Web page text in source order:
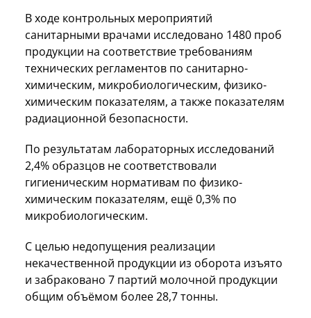
В ходе контрольных мероприятий
санитарными врачами исследовано 1480 проб
продукции на соответствие требованиям
технических регламентов по санитарно-
химическим, микробиологическим, физико-
химическим показателям, а также показателям
радиационной безопасности.
По результатам лабораторных исследований
2,4% образцов не соответствовали
гигиеническим нормативам по физико-
химическим показателям, ещё 0,3% по
микробиологическим.
С целью недопущения реализации
некачественной продукции из оборота изъято
и забраковано 7 партий молочной продукции
общим объёмом более 28,7 тонны.